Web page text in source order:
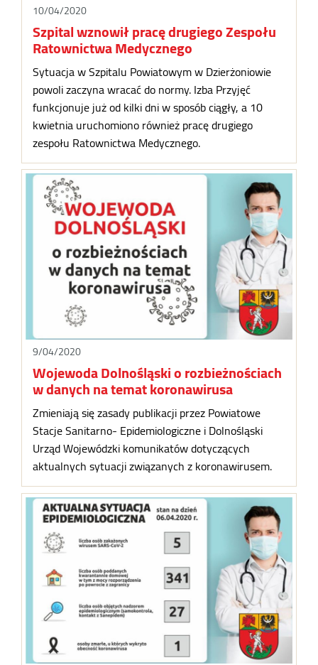
10/04/2020
Szpital wznowił pracę drugiego Zespołu
Ratownictwa Medycznego
Sytuacja w Szpitalu Powiatowym w Dzierżoniowie
powoli zaczyna wracać do normy. Izba Przyjęć
funkcjonuje już od kilki dni w sposób ciągły, a 10
kwietnia uruchomiono również pracę drugiego
zespołu Ratownictwa Medycznego.
9/04/2020
Wojewoda Dolnośląski o rozbieżnościach
w danych na temat koronawirusa
Zmieniają się zasady publikacji przez Powiatowe
Stacje Sanitarno- Epidemiologiczne i Dolnośląski
Urząd Wojewódzki komunikatów dotyczących
aktualnych sytuacji związanych z koronawirusem.